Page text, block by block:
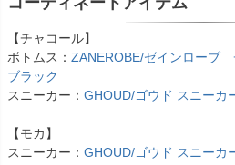
【チャコール】
ボトムス： ZANEROBE/ゼインローブ
ブラック
スニーカー： GHOUD/ゴウド スニーカ
【モカ】
スニーカー： GHOUD/ゴウド スニーカ